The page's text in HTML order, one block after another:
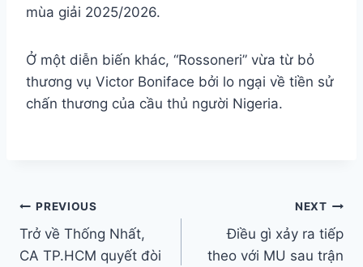
mùa giải 2025/2026.
Ở một diễn biến khác, “Rossoneri” vừa từ bỏ
thương vụ Victor Boniface bởi lo ngại về tiền sử
chấn thương của cầu thủ người Nigeria.
Điều
hướng
PREVIOUS
Trở về Thống Nhất,
CA TP.HCM quyết đòi
NEXT
Điều gì xảy ra tiếp
theo với MU sau trận